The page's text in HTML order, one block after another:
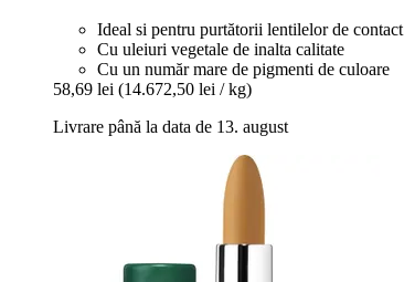
Ideal si pentru purtătorii lentilelor de contact
Cu uleiuri vegetale de inalta calitate
Cu un număr mare de pigmenti de culoare
58,69 lei (14.672,50 lei / kg)
Livrare până la data de 13. august